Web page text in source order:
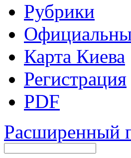
Рубрики
Карта Киева
Регистрация
PDF
Расширенный